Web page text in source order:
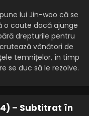
- 30 March, 2025
Episodul 7 – Să vedem
pot ajunge - 30 March,
lui Jin-woo că se
o caute dacă ajunge
drepturile pentru
vânători de
temnițelor, în timp
se duc să le rezolve.
– Subtitrat în